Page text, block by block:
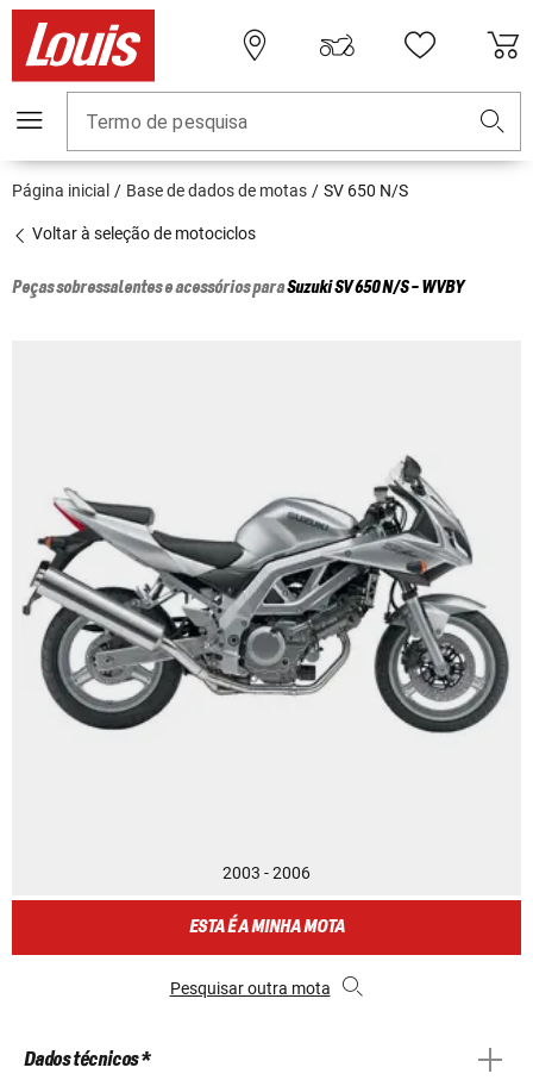
Termo de pesquisa
Página inicial Base de dados de motas SV 650 N/S
Voltar à seleção de motociclos
Peças sobressalentes e acessórios paraSuzukiSV 650 N/S - WVBY
2003 - 2006
ESTA É A MINHA MOTA
Pesquisar outra mota
Dados técnicos *